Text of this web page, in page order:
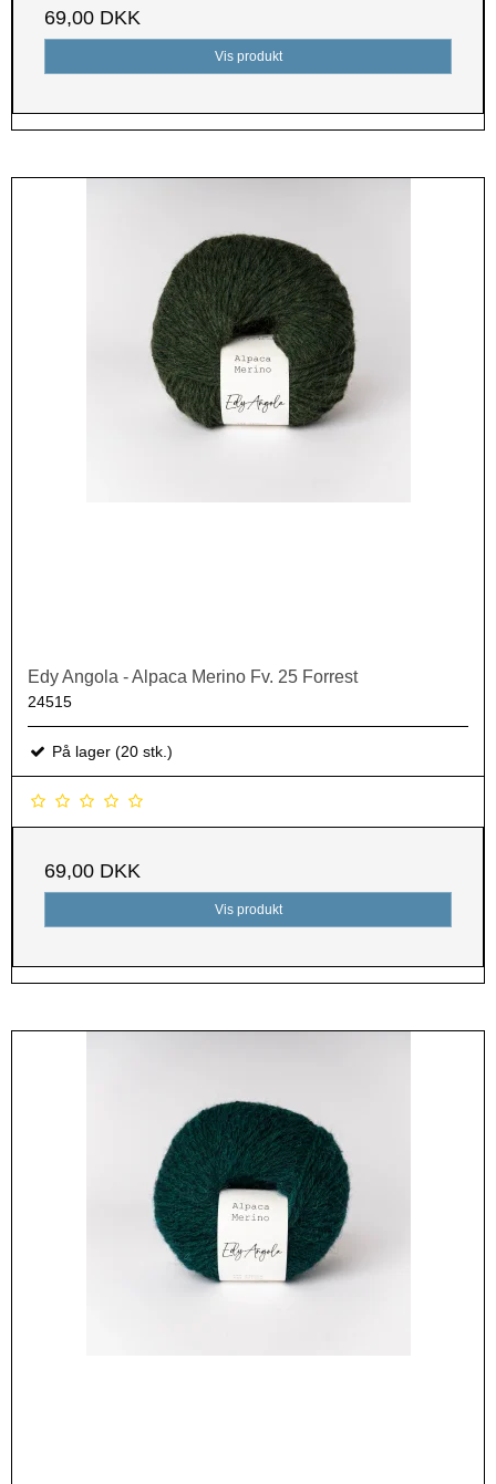
69,00 DKK
Vis produkt
Edy Angola - Alpaca Merino Fv. 25 Forrest
24515
På lager (20 stk.)
69,00 DKK
Vis produkt